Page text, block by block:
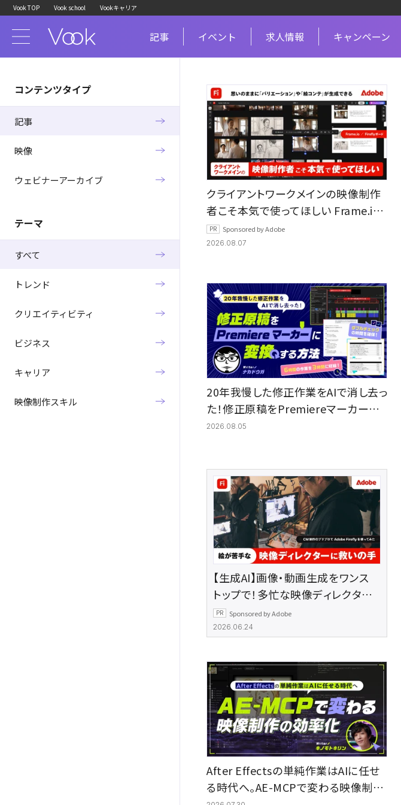
Vook TOP Vook school Vookキャリア
記事 イベント 求人情報 キャンペーン
コンテンツタイプ
記事
映像
ウェビナーアーカイブ
テーマ
すべて
トレンド
クリエイティビティ
ビジネス
キャリア
映像制作スキル
クライアントワークメインの映像制作
者こそ本気で使ってほしい Frame.io
とFirefly ボードーNAB Show 2026で
見えた"本当に使える"アップデート
Sponsored by Adobe
2026.08.07
20年我慢した修正作業をAIで消し去っ
た！修正原稿をPremiereマーカーに
変換する方法
2026.08.05
【生成AI】画像・動画生成をワンス
トップで！多忙な映像ディレクター
の頼れるツール―CM制作のプリプ
ロにAdobe Fireflyを使ってみた
Sponsored by Adobe
2026.06.24
After Effectsの単純作業はAIに任せ
る時代へ。AE-MCPで変わる映像制作